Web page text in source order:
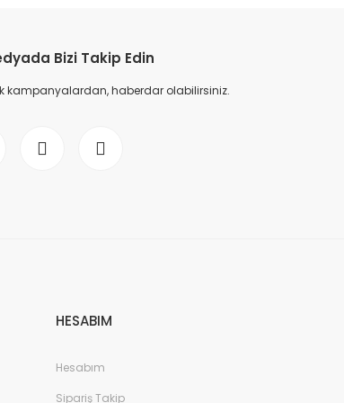
Bizi Takip Edin
kampanyalardan, haberdar olabilirsiniz.
HESABIM
Hesabım
Sipariş Takip